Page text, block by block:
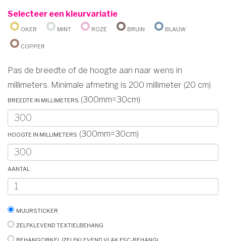
Selecteer een kleurvariatie
Oker
Mint Roze Bruin
Blauw
Copper
Pas de breedte of de hoogte aan naar wens in
millimeters. Minimale afmeting is 200 millimeter (20 cm)
Breedte in millimeters (300mm=30cm)
Hoogte in millimeters (300mm=30cm)
Aantal:
Muursticker
Zelfklevend textielbehang
Behangcirkel (zelfklevend vlak FSC-behang)